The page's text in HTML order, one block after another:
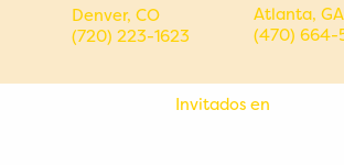
Denver, CO
(720) 223-1623
Atlanta, GA
(470) 664-
Invitados en